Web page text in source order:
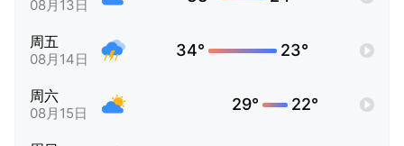
08月13日
周五
08月14日 34° 23°
周六
08月15日 29° 22°